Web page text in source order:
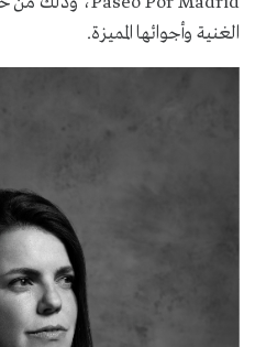
الغنية وأجوائها المميزة.